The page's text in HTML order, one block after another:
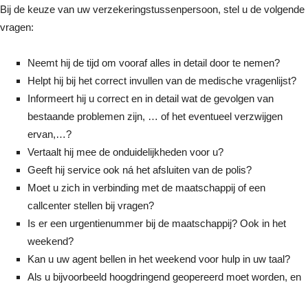
Bij de keuze van uw verzekeringstussenpersoon, stel u de volgende
vragen:
Neemt hij de tijd om vooraf alles in detail door te nemen?
Helpt hij bij het correct invullen van de medische vragenlijst?
Informeert hij u correct en in detail wat de gevolgen van
bestaande problemen zijn, … of het eventueel verzwijgen
ervan,…?
Vertaalt hij mee de onduidelijkheden voor u?
Geeft hij service ook ná het afsluiten van de polis?
Moet u zich in verbinding met de maatschappij of een
callcenter stellen bij vragen?
Is er een urgentienummer bij de maatschappij? Ook in het
weekend?
Kan u uw agent bellen in het weekend voor hulp in uw taal?
Als u bijvoorbeeld hoogdringend geopereerd moet worden, en